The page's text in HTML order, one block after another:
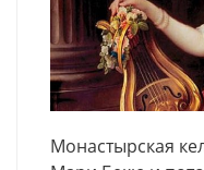
Монастырская